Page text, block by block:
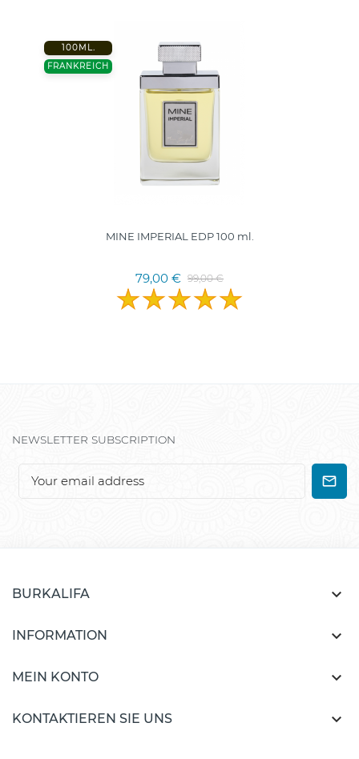
100ML.
FRANKREICH
MINE IMPERIAL EDP 100 ml.
79,00 € 99,00 €
NEWSLETTER SUBSCRIPTION
BURKALIFA 
INFORMATION 
MEIN KONTO 
KONTAKTIEREN SIE UNS 